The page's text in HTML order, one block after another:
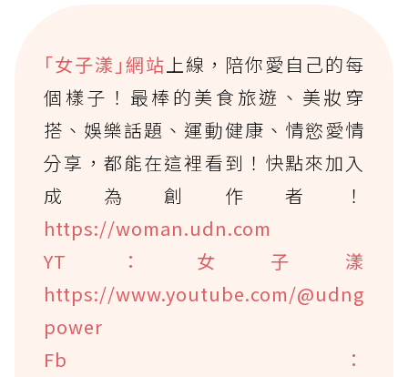
｢女子漾｣網站上線，陪你愛自己的每
個樣子！最棒的美食旅遊、美妝穿
搭、娛樂話題、運動健康、情慾愛情
分享，都能在這裡看到！快點來加入
成為創作者！
https://woman.udn.com
YT：女子漾
https://www.youtube.com/@udng
power
Fb：